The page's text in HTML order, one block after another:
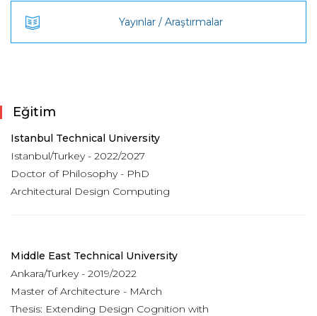
Yayınlar / Araştırmalar
Eğitim
Istanbul Technical University
Istanbul/Turkey - 2022/2027
Doctor of Philosophy - PhD
Architectural Design Computing
Middle East Technical University
Ankara/Turkey - 2019/2022
Master of Architecture - MArch
Thesis: Extending Design Cognition with